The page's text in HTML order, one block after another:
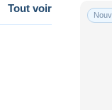
Tout voir